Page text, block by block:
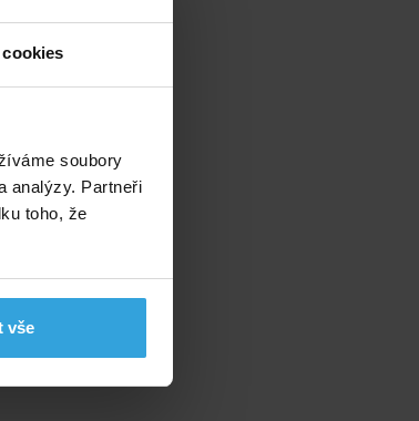
soubory
analýzy. Partneři
toho, že
vše